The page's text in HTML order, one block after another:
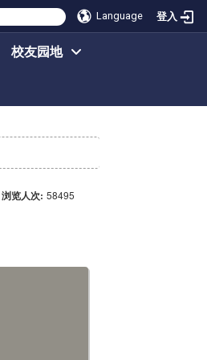
Language 登入
校友园地
浏览人次: 58495